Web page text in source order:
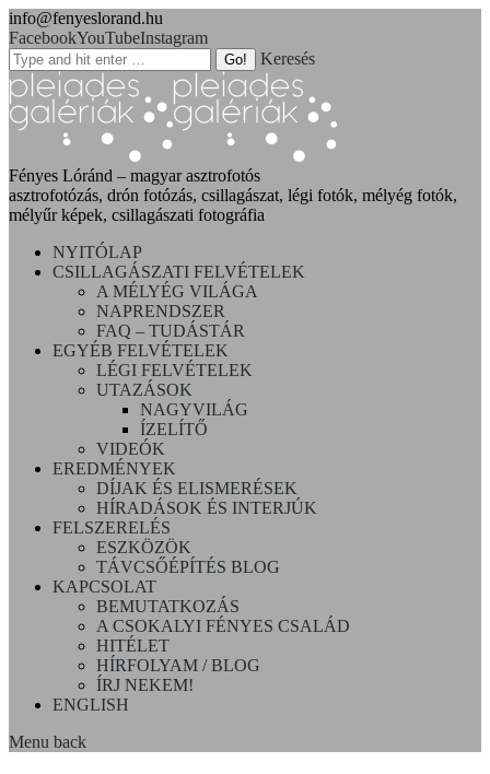
info@fenyeslorand.hu
FacebookYouTubeInstagram
Keresés
Fényes Lóránd – magyar asztrofotós
asztrofotózás, drón fotózás, csillagászat, légi fotók, mélyég fotók,
mélyűr képek, csillagászati fotográfia
NYITÓLAP
CSILLAGÁSZATI FELVÉTELEK
A MÉLYÉG VILÁGA
NAPRENDSZER
FAQ – TUDÁSTÁR
EGYÉB FELVÉTELEK
LÉGI FELVÉTELEK
UTAZÁSOK
NAGYVILÁG
ÍZELÍTŐ
VIDEÓK
EREDMÉNYEK
DÍJAK ÉS ELISMERÉSEK
HÍRADÁSOK ÉS INTERJÚK
FELSZERELÉS
ESZKÖZÖK
TÁVCSŐÉPÍTÉS BLOG
KAPCSOLAT
BEMUTATKOZÁS
A CSOKALYI FÉNYES CSALÁD
HITÉLET
HÍRFOLYAM / BLOG
ÍRJ NEKEM!
ENGLISH
Menu back